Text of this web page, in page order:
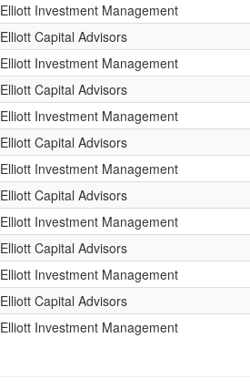
Elliott Investment Management
Elliott Capital Advisors
Elliott Investment Management
Elliott Capital Advisors
Elliott Investment Management
Elliott Capital Advisors
Elliott Investment Management
Elliott Capital Advisors
Elliott Investment Management
Elliott Capital Advisors
Elliott Investment Management
Elliott Capital Advisors
Elliott Investment Management